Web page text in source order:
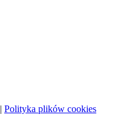
Polityka plików cookies